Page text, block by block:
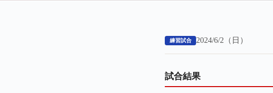
練習試合 2024/6/2（日）
試合結果